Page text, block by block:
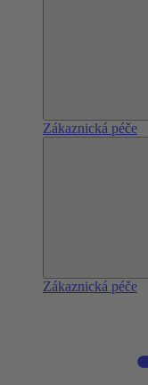
Zákaznická péče
Zákaznická péče